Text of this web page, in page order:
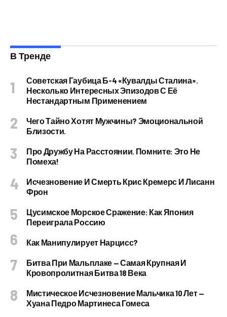
В Тренде
Советская Гаубица Б-4 «Кувалды Сталина».
Несколько Интересных Эпизодов С Её
Нестандартным Применением
Чего Тайно Хотят Мужчины? Эмоциональной
Близости.
Про Дружбу На Расстоянии. Помните: Это Не
Помеха!
Исчезновение И Смерть Крис Кремерс И Лисанн
Фрон
Цусимское Морское Сражение: Как Япония
Переиграла Россию
Как Манипулирует Нарцисс?
Битва При Мальплаке — Самая Крупная И
Кровопролитная Битва 18 Века
Мистическое Исчезновение Мальчика 10 Лет —
Хуана Педро Мартинеса Гомеса